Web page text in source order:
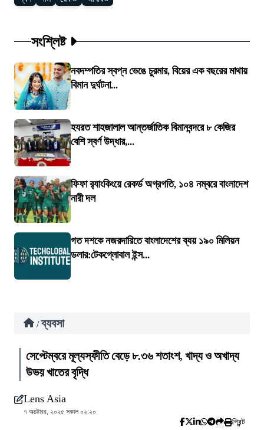
সংশ্লিষ্ট
নবদম্পতির স্বপ্ন ভেঙে চুরমার, বিয়ের এক বছরের মাথায়
বিমান দুর্ঘটনা...
হযরত শাহজালাল আন্তর্জাতিক বিমানবন্দরে ৮ কেজির
বেশি স্বর্ণ উদ্ধার,...
ফিফা র‍্যাংকিংয়ে রেকর্ড অগ্রগতি, ১০৪ নম্বরে বাংলাদেশ
নারী দল
গত দশকে নজরদারিতে বাংলাদেশের ব্যয় ১৯০ মিলিয়ন
ডলার:টেকগ্লোবাল ইন্স...
/ ব্যবসা
সেপ্টেম্বরে মূল্যস্ফীতি বেড়ে ৮.৩৬ শতাংশ, খাদ্য ও অখাদ্য
উভয় খাতের বৃদ্ধি
Lens Asia
৭ অক্টোবর, ২০২৫ সকাল ০২:২০
প্রিন্ট